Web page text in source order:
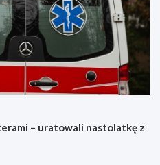
– uratowali nastolatkę z